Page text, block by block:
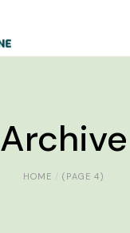
Archive
HOME (PAGE 4)